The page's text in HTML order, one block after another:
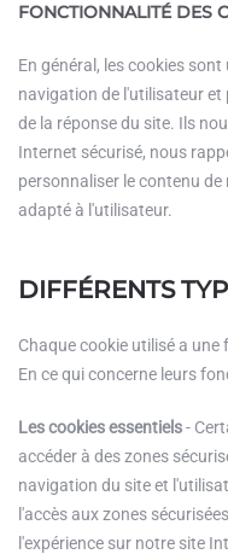
FONCTIONNALITÉ DES
En général, les cookies
navigation de l'utilisateur
de la réponse du site. Ils
Internet sécurisé, nous
personnaliser le contenu
adapté à l'utilisateur.
DIFFÉRENTS
Chaque cookie utilisé a
En ce qui concerne leurs
Les cookies essentiels-
accéder à des zones
navigation du site et
l'accès aux zones
l'expérience sur notre site